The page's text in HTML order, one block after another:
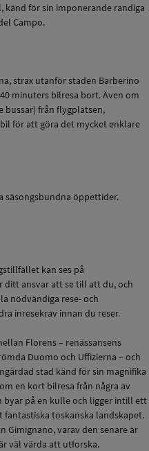
känd för sin imponerande randiga
Campo.
strax utanför staden Barberino
minuters bilresa bort. Även om
från flygplatsen,
för att göra det mycket enklare
säsongsbundna öppettider.
kan ses på
ditt ansvar att se till att du, och
nödvändiga rese- och
inresekrav innan du reser.
Florens – renässansens
Duomo och Uffizierna – och
stad känd för sin magnifika
en kort bilresa från några av
byar på en kulle och ligger intill ett
toskanska landskapet.
Gimignano, varav den senare är
väl värda att utforska.